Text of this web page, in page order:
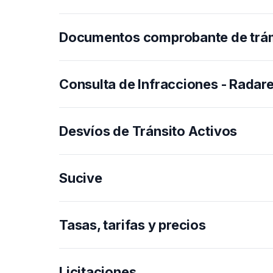
Documentos comprobante de
Consulta de Infracciones -
Desvíos de Tránsito Activos
Sucive
Tasas, tarifas y precios